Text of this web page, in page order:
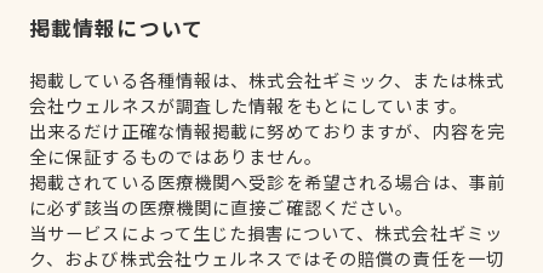
掲載情報について
掲載している各種情報は、株式会社ギミック、または株式
会社ウェルネスが調査した情報をもとにしています。
出来るだけ正確な情報掲載に努めておりますが、内容を完
全に保証するものではありません。
掲載されている医療機関へ受診を希望される場合は、事前
に必ず該当の医療機関に直接ご確認ください。
当サービスによって生じた損害について、株式会社ギミッ
ク、および株式会社ウェルネスではその賠償の責任を一切